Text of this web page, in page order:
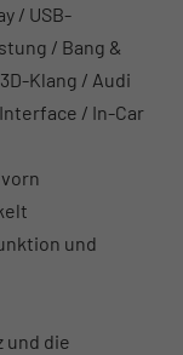
/ USB-
/ Bang &
Klang / Audi
/ In-Car
und
und die